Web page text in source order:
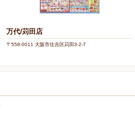
万代/苅田店
〒558-0011 大阪市住吉区苅田3-2-7